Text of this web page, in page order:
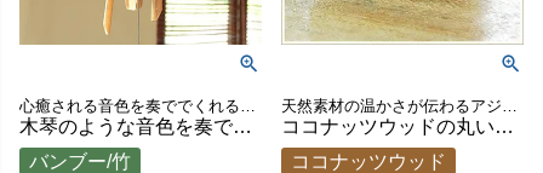
心癒される音色を奏ででくれるバリ島の人気アジアン雑貨
木琴のような音色を奏でるバンブーウィンドチャイム ココナッツシェル 高さ約86.5cm [10250]
バンブー/竹
天然素材の温かさが伝わるアジアンな雰囲気漂う小物入れ
ココナッツウッドの丸い小物入れケース[10148]【アジアン雑貨のアジア工房本店】
ココナッツウッド